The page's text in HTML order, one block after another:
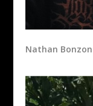
Nathan Bonzon